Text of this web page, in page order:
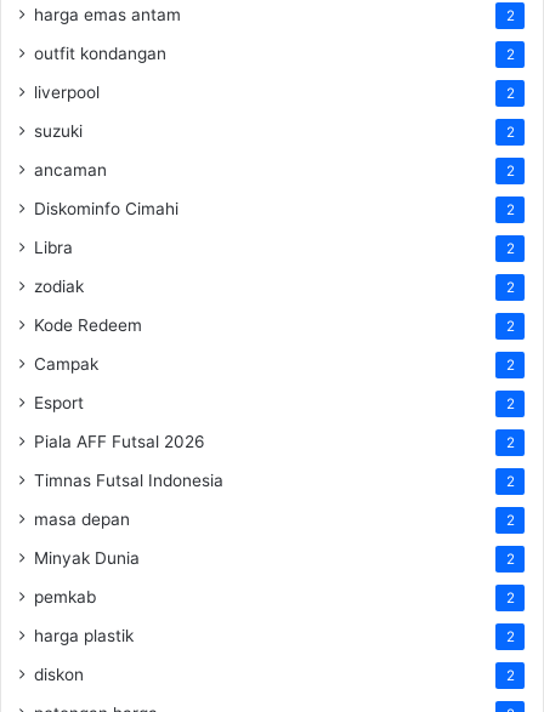
harga emas antam 2
outfit kondangan 2
liverpool 2
suzuki 2
ancaman 2
Diskominfo Cimahi 2
Libra 2
zodiak 2
Kode Redeem 2
Campak 2
Esport 2
Piala AFF Futsal 2026 2
Timnas Futsal Indonesia 2
masa depan 2
Minyak Dunia 2
pemkab 2
harga plastik 2
diskon 2